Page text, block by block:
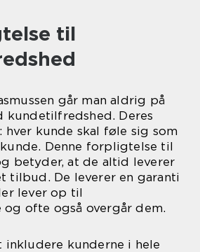
til
går man aldrig på
kundetilfredshed. Deres
hver kunde skal føle sig som
Denne forpligtelse til
betyder, at de altid leverer
tilbud. De leverer en garanti
lever op til
ofte også overgår dem.
inkludere kunderne i hele